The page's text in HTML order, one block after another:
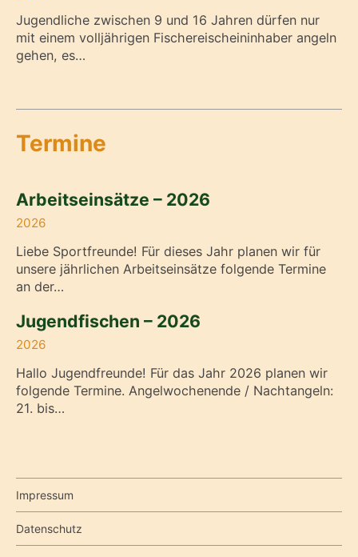
Jugendliche zwischen 9 und 16 Jahren dürfen nur
mit einem volljährigen Fischereischeininhaber angeln
gehen, es…
Termine
Arbeitseinsätze – 2026
2026
Liebe Sportfreunde! Für dieses Jahr planen wir für
unsere jährlichen Arbeitseinsätze folgende Termine
an der…
Jugendfischen – 2026
2026
Hallo Jugendfreunde! Für das Jahr 2026 planen wir
folgende Termine. Angelwochenende / Nachtangeln:
21. bis…
Impressum
Datenschutz